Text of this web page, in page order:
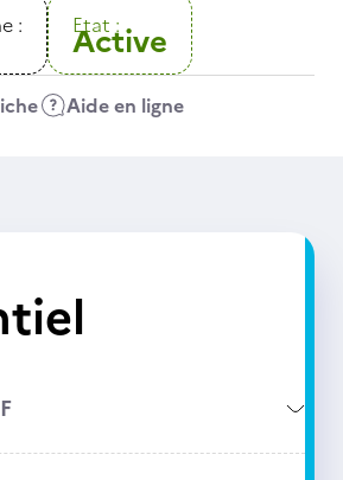
: Etat :
Active
Aide en ligne